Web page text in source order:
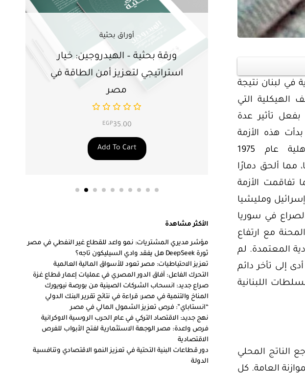
في لبنان نتيجة
الهيكلية التي
تأثير عدة
هذه الأزمة
مع اندلاع الحرب الأهلية عام 1975
حوالي 15 عامًا، مما ألحق دمارًا
تفاقمت الأزمة
النار بين إسرائيل ومليشيا
الصراع في سوريا
مع ارتفاع
المعتمدة. لم
للدولة منذ عام 2005 وحتى نهاية 2017، مما أدى إلى تأخر دائم
اللبنانية
بدءًا من عام 2018، بسبب تراجع الناتج المحلي
العامة. كل
أوراق بحثية
ورقة بحثية – الهيدروجين: خيار
استراتيجي لتعزيز أمن الطاقة في
مصر
EGP35.00
Add To Cart
بحثية
الطاقة المصري:
خارطة الموارد
التعزيز
Add To
الأكثر مشاهدة
مؤشر مديري المشتريات: نمو واعد للقطاع غير النفطي في مصر
ثورة DeepSeek هل يفقد وادي السيليكون تاجه؟
تعزيز الاحتياطيات: مصر تعود للأسواق المالية العالمية
التحرك الفاعل: آفاق الدور المصري في عمليات إعمار قطاع غزة
صراع جديد: انسحاب الشركات الصينية من بورصة نيويورك
المناخ والتنمية في مصر: قراءة في نتائج تقرير البنك الدولي
“انستاباي”: فرص تعزيز الشمول المالي في مصر
نهج جديد: الاقتصاد التركي في عام الحرب الروسية الاوكرانية
فرص واعدة: مصر الوجهة الاستثمارية لفتح الأبواب للفرص
الاقتصادية
دور قطاعات البنية التحتية في تعزيز النمو الاقتصادي وتنافسية
الدولة